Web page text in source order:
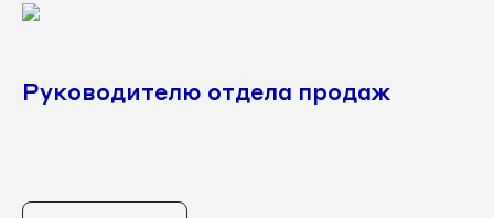
Руководителю отдела продаж